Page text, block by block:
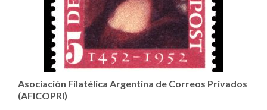
Asociación Filatélica Argentina de Correos Privados
(AFI­CO­PRI)